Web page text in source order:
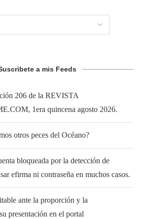
a mis Feeds
206 de la REVISTA
1era quincena agosto 2026.
otros peces del Océano?
bloqueada por la detección de
efirma ni contraseña en muchos casos.
ante la proporción y la
presentación en el portal